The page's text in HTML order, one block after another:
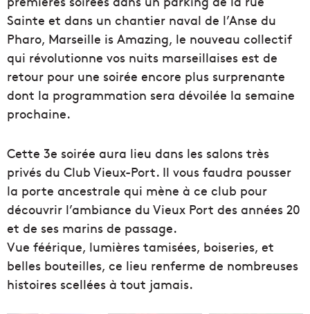
Sainte et dans un chantier naval de l’Anse du
Pharo, Marseille is Amazing, le nouveau collectif
qui révolutionne vos nuits marseillaises est de
retour pour une soirée encore plus surprenante
dont la programmation sera dévoilée la semaine
prochaine.
Cette 3e soirée aura lieu dans les salons très
privés du Club Vieux-Port. Il vous faudra pousser
la porte ancestrale qui mène à ce club pour
découvrir l’ambiance du Vieux Port des années 20
et de ses marins de passage.
Vue féérique, lumières tamisées, boiseries, et
belles bouteilles, ce lieu renferme de nombreuses
histoires scellées à tout jamais.